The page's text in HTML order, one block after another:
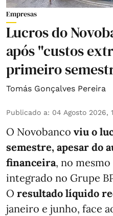
Empresas
Lucros do
após "custos
primeiro
Tomás Gonçalves Pereira
Publicado a: 04 Agosto 2026,
O Novobanco viu o
semestre, apesar do
financeira, no
integrado no Grupe
O resultado líquido
janeiro e junho, face